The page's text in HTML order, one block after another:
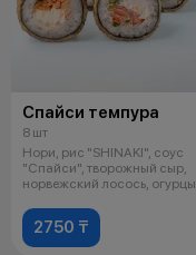
Спайси темпура
8 шт
Нори, рис "SHINAKI", соус
"Спайси", творожный сыр,
норвежский лосось, огурцы
2750 ₸